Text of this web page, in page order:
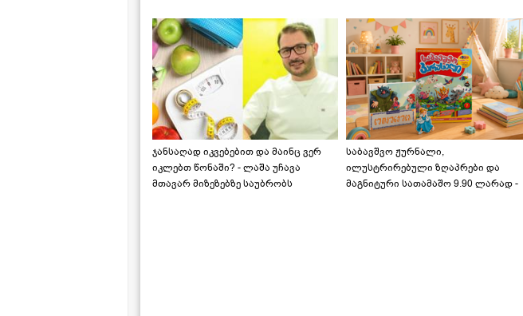
ჯანსაღად იკვებებით და მაინც ვერ
იკლებთ წონაში? - ლაშა უჩავა
მთავარ მიზეზებზე საუბრობს
საბავშვო ჟურნალი,
ილუსტრირებული ზღაპრები და
მაგნიტური სათამაშო 9.90 ლარად -